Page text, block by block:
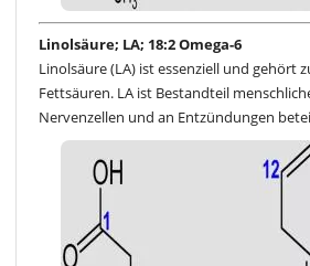
Linolsäure; LA; 18:2 Omega-6
Linolsäure (LA) ist essenziell und gehört
Fettsäuren. LA ist Bestandteil
Nervenzellen und an Entzündungen